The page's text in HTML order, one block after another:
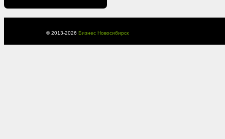
© 2013-2026 Бизнес Новосибирск